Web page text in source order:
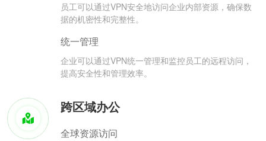
员工可以通过VPN安全地访问企业内部资源，确保数
据的机密性和完整性。
统一管理
企业可以通过VPN统一管理和监控员工的远程访问，
提高安全性和管理效率。
跨区域办公
全球资源访问